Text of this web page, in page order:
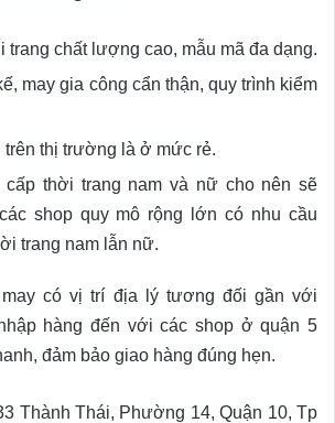
trang chất lượng cao, mẫu mã đa dạng.
may gia công cẩn thận, quy trình kiểm
trên thị trường là ở mức rẻ.
cấp thời trang nam và nữ cho nên sẽ
shop quy mô rộng lớn có nhu cầu
trang nam lẫn nữ.
có vị trí địa lý tương đối gần với
hàng đến với các shop ở quận 5
đảm bảo giao hàng đúng hẹn.
Thành Thái, Phường 14, Quận 10, Tp